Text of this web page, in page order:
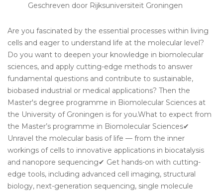
Geschreven door Rijksuniversiteit Groningen
Are you fascinated by the essential processes within living
cells and eager to understand life at the molecular level?
Do you want to deepen your knowledge in biomolecular
sciences, and apply cutting-edge methods to answer
fundamental questions and contribute to sustainable,
biobased industrial or medical applications? Then the
Master's degree programme in Biomolecular Sciences at
the University of Groningen is for you.What to expect from
the Master’s programme in Biomolecular Sciences✔
Unravel the molecular basis of life — from the inner
workings of cells to innovative applications in biocatalysis
and nanopore sequencing✔ Get hands-on with cutting-
edge tools, including advanced cell imaging, structural
biology, next-generation sequencing, single molecule